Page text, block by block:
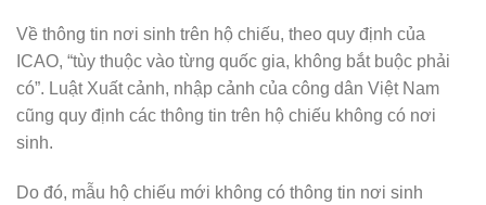
Về thông tin nơi sinh trên hộ chiếu, theo quy định của
ICAO, “tùy thuộc vào từng quốc gia, không bắt buộc phải
có”. Luật Xuất cảnh, nhập cảnh của công dân Việt Nam
cũng quy định các thông tin trên hộ chiếu không có nơi
sinh.
Do đó, mẫu hộ chiếu mới không có thông tin nơi sinh